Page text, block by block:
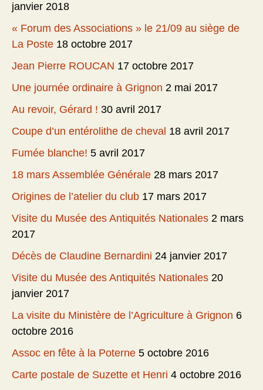
janvier 2018
« Forum des Associations » le 21/09 au siège de
La Poste 18 octobre 2017
Jean Pierre ROUCAN 17 octobre 2017
Une journée ordinaire à Grignon 2 mai 2017
Au revoir, Gérard ! 30 avril 2017
Coupe d’un entérolithe de cheval 18 avril 2017
Fumée blanche! 5 avril 2017
18 mars Assemblée Générale 28 mars 2017
Origines de l’atelier du club 17 mars 2017
Visite du Musée des Antiquités Nationales 2 mars
2017
Décès de Claudine Bernardini 24 janvier 2017
Visite du Musée des Antiquités Nationales 20
janvier 2017
La visite du Ministère de l’Agriculture à Grignon 6
octobre 2016
Assoc en fête à la Poterne 5 octobre 2016
Carte postale de Suzette et Henri 4 octobre 2016